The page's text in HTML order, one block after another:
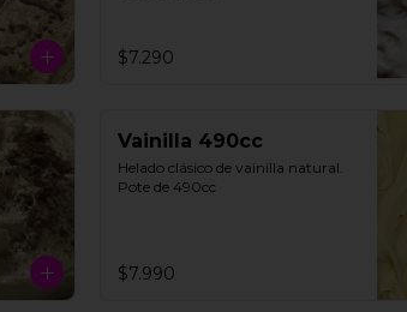
$7.290
Vainilla 490cc
Helado clásico de vainilla natural.
Pote de 490cc
$7.990